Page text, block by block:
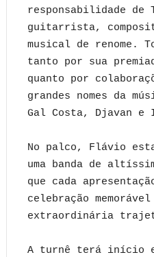
responsabilidade de
guitarrista,
musical de renome.
tanto por sua
quanto por
grandes nomes da
Gal Costa, Djavan e
No palco, Flávio
uma banda de
que cada
celebração
extraordinária
A turnê terá início